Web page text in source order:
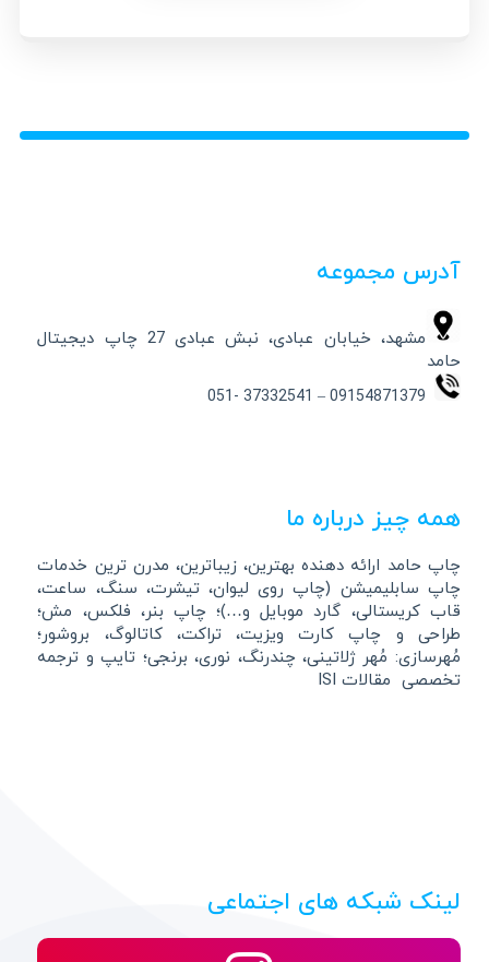
آدرس مجموعه
مشهد، خیابان عبادی، نبش عبادی 27 چاپ دیجیتال
حامد
همه چیز درباره ما
چاپ حامد ارائه دهنده بهترین، زیباترین، مدرن ترین خدمات
چاپ سابلیمیشن (چاپ روی لیوان، تیشرت، سنگ، ساعت،
قاب کریستالی، گارد موبایل و…)؛ چاپ بنر، فلکس، مش؛
طراحی و چاپ کارت ویزیت، تراکت، کاتالوگ، بروشور؛
مُهرسازی: مُهر ژلاتینی، چندرنگ، نوری، برنجی؛ تایپ و ترجمه
تخصصی مقالات ISI
لینک شبکه های اجتماعی